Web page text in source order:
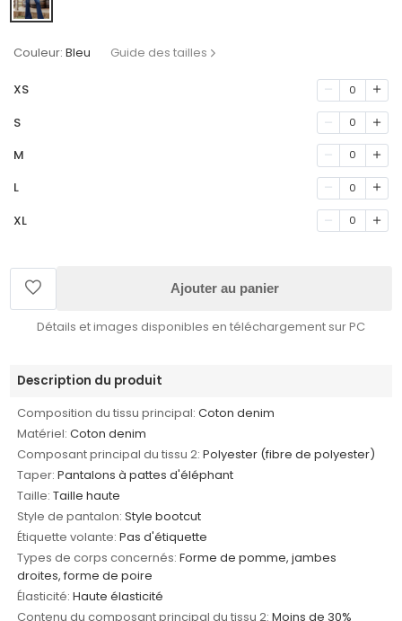
Couleur: Bleu Guide des tailles
XS 0
S 0
M 0
L 0
XL 0
Ajouter au panier
Détails et images disponibles en téléchargement sur PC
Description du produit
Composition du tissu principal: Coton denim
Matériel: Coton denim
Composant principal du tissu 2: Polyester (fibre de polyester)
Taper: Pantalons à pattes d'éléphant
Taille: Taille haute
Style de pantalon: Style bootcut
Étiquette volante: Pas d'étiquette
Types de corps concernés: Forme de pomme, jambes
droites, forme de poire
Élasticité: Haute élasticité
Contenu du composant principal du tissu 2: Moins de 30%